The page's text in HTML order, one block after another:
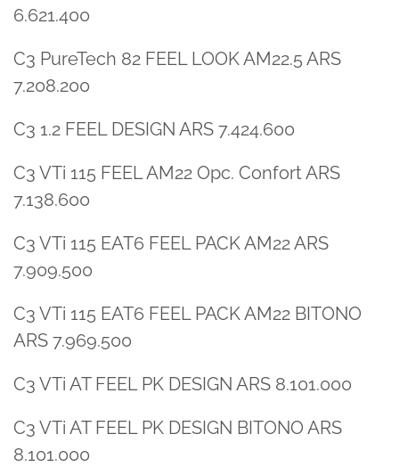
6.621.400
C3 PureTech 82 FEEL LOOK AM22.5 ARS
7.208.200
C3 1.2 FEEL DESIGN ARS 7.424.600
C3 VTi 115 FEEL AM22 Opc. Confort ARS
7.138.600
C3 VTi 115 EAT6 FEEL PACK AM22 ARS
7.909.500
C3 VTi 115 EAT6 FEEL PACK AM22 BITONO
ARS 7.969.500
C3 VTi AT FEEL PK DESIGN ARS 8.101.000
C3 VTi AT FEEL PK DESIGN BITONO ARS
8.101.000